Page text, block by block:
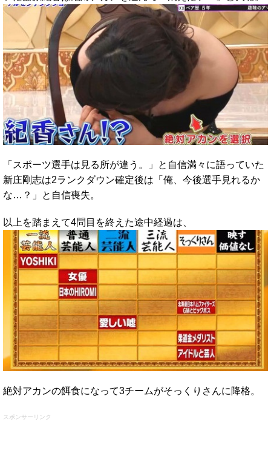
「スポーツ選手は見る所が違う。」と自信満々に語っていた
新庄剛志は2ランクダウン確定後は「俺、今後選手見れるか
な…？」と自信喪失。
以上を踏まえて4問目を終えた途中経過は、
絶対アカンの餌食になって3チームがそっくりさんに降格。
スポンサーリンク